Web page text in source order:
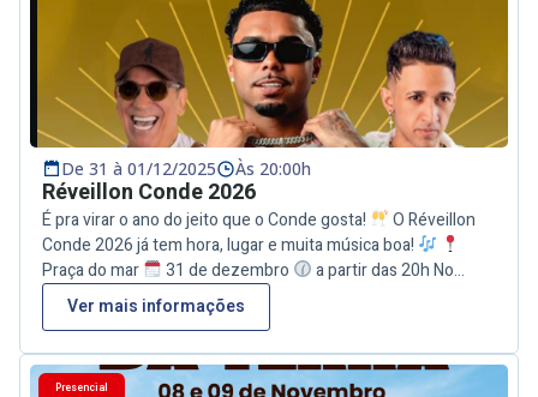
Palco 02 – 23h30: Capilé
Palco 03 – 01h30: Os Tralhas
Trio Elétrico – 17h: Myra Maya
Palco 01 – 21h:
Netinho Xote 10
Palco 02 – 22h45: Turma Trem da
Bregadeira
Palco 03 – 00h30: Forró Pegado
De 31 à 01/12/2025 Às 20:00h
Réveillon Conde 2026
É pra virar o ano do jeito que o Conde gosta!
O Réveillon
Conde 2026 já tem hora, lugar e muita música boa!
Praça do mar
31 de dezembro
a partir das 20h No
palco : @dodopressão @capiledacuca @djvinialvesofc
Ver mais informações
Presencial